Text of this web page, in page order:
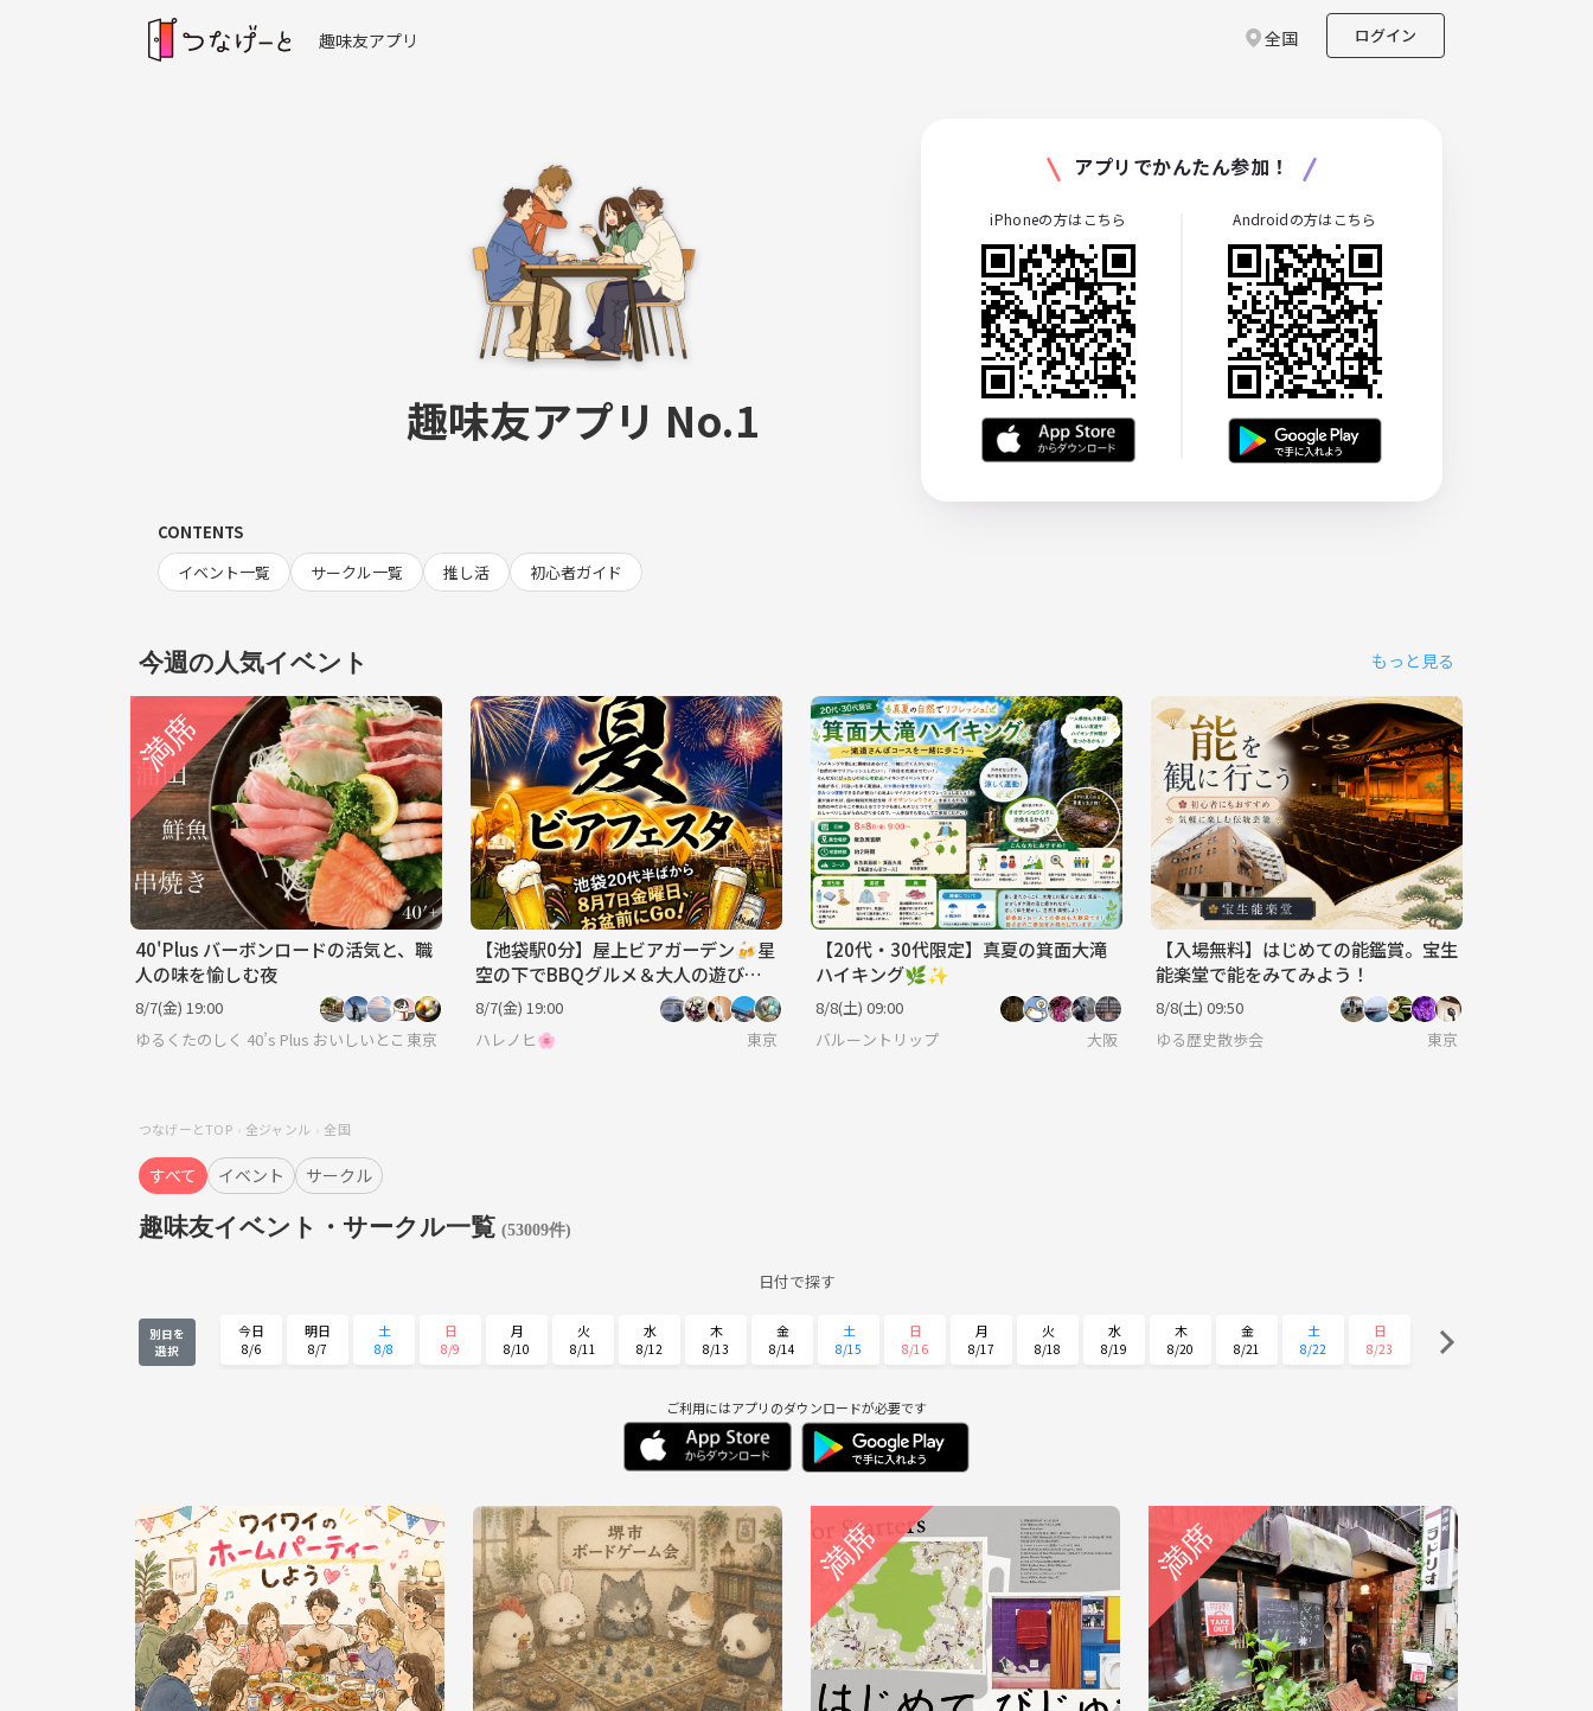
趣味友アプリ 全国 ログイン
趣味友アプリ No.1
アプリでかんたん参加！
iPhoneの方はこちら Androidの方はこちら
CONTENTS
イベント一覧
サークル一覧 推し活 初心者ガイド
今週の人気イベント もっと見る
40'Plus バーボンロードの活気と、職
人の味を愉しむ夜
8/7(金) 19:00
ゆるくたのしく 40’s Plus おいしいとここちよい時間を
東京
【池袋駅0分】屋上ビアガーデン🍻星
空の下でBBQグルメ＆大人の遊びで
ワイワイ楽しもう！【20代後半〜50
代前半】
8/7(金) 19:00
ハレノヒ🌸
東京
【20代・30代限定】真夏の箕面大滝
ハイキング🌿✨
8/8(土) 09:00
バルーントリップ
大阪
【入場無料】はじめての能鑑賞。宝生
能楽堂で能をみてみよう！
8/8(土) 09:50
ゆる歴史散歩会
東京
つなげーとTOP 全ジャンル 全国
すべて イベント サークル
趣味友イベント・サークル一覧 (53009件)
日付で探す
別日を
選択
今日
8/6
明日
8/7
土
8/8
日
8/9
月
8/10
火
8/11
水
8/12
木
8/13
金
8/14
土
8/15
日
8/16
月
8/17
火
8/18
水
8/19
木
8/20
金
8/21
土
8/22
日
8/23
8/31 9/1 9/2 9/3
ご利用にはアプリのダウンロードが必要です